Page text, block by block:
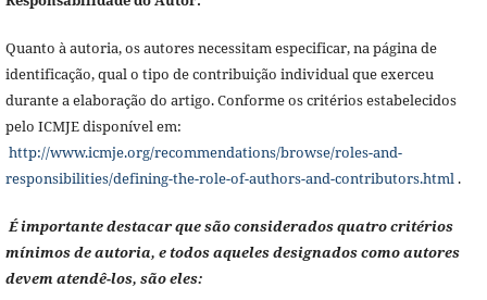
Quanto à autoria, os autores necessitam especificar, na página de
identificação, qual o tipo de contribuição individual que exerceu
durante a elaboração do artigo. Conforme os critérios estabelecidos
pelo ICMJE disponível em:
http://www.icmje.org/recommendations/browse/roles-and-
responsibilities/defining-the-role-of-authors-and-contributors.html.
É importante destacar que são considerados quatro critérios
mínimos de autoria, e todos aqueles designados como autores
devem atendê-los, são eles: